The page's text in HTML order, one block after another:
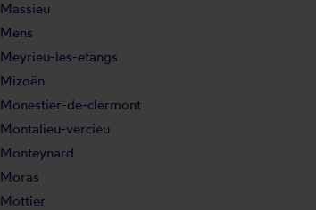
Massieu
Mens
Meyrieu-les-etangs
Mizoën
Monestier-de-clermont
Montalieu-vercieu
Monteynard
Moras
Mottier